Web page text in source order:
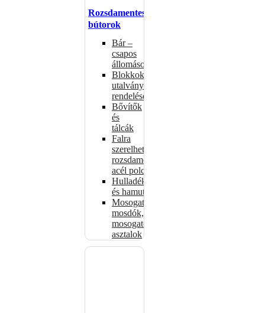
Rozsdamentes
bútorok
Bár –
csapos
állomások
Blokkok
utalványokhoz,
rendelésekhez
Bővítők
és
tálcák
Falra
szerelhető
rozsdamentes
acél polcok
Hulladékkosarak
és hamutartók
Mosogatók,
mosdók,
mosogató
asztalok